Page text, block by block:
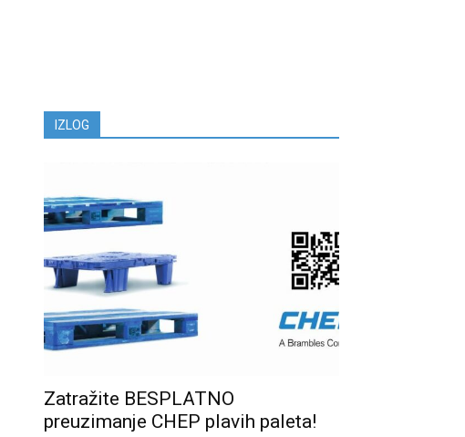
IZLOG
Zatražite BESPLATNO
preuzimanje CHEP plavih paleta!